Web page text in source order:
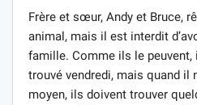
Frère et sœur, Andy et Bruce,
animal, mais il est interdit
famille. Comme ils le
trouvé vendredi, mais quand il
moyen, ils doivent trouver